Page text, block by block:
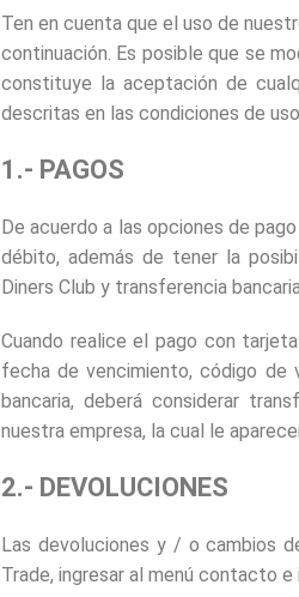
Ten en cuenta que el uso de
continuación. Es posible que se
constituye la aceptación de
descritas en las condiciones de
1.- PAGOS
De acuerdo a las opciones de
débito, además de tener la
Diners Club y transferencia
Cuando realice el pago con
fecha de vencimiento, código de
bancaria, deberá considerar
nuestra empresa, la cual le
2.- DEVOLUCIONES
Las devoluciones y / o cambios
Trade, ingresar al menú contacto